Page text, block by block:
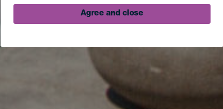
Agree and close